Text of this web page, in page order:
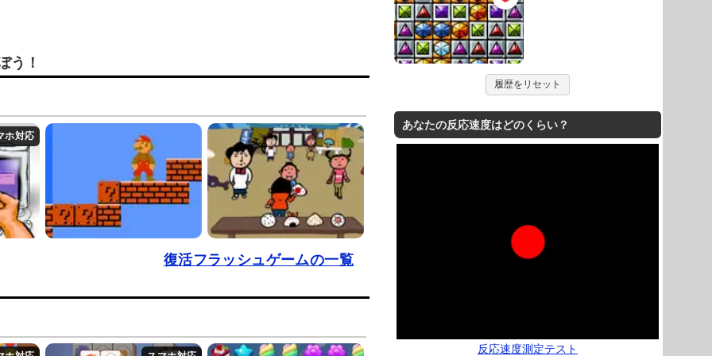
う！
復活フラッシュゲームの一覧
履歴をリセット
あなたの反応速度はどのくらい？
反応速度測定テスト